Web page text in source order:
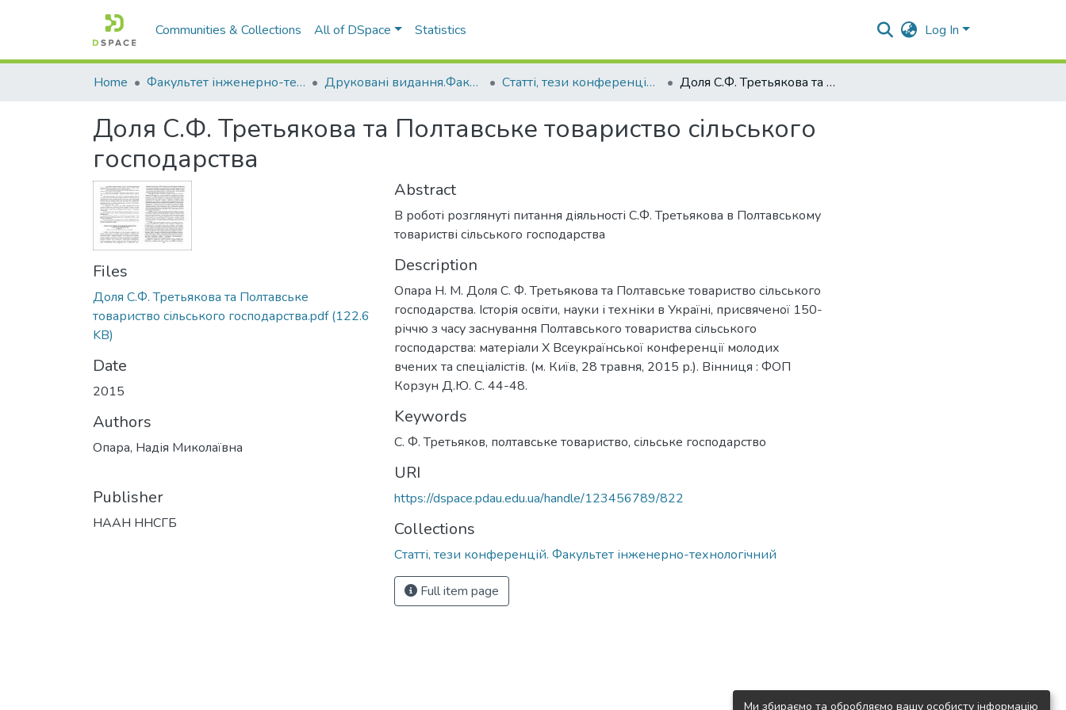
Communities & Collections All of DSpace Statistics Log In
Home Факультет інженерно-технологічний Друковані видання.Факультет інженерно-технологічний Статті, тези конференцій. Факультет інженерно-технологічний Доля С.Ф. Третьякова та Полтавське товариство сільського господарства
Доля С.Ф. Третьякова та Полтавське товариство сільського
господарства
Files
Доля С.Ф. Третьякова та Полтавське
товариство сільського господарства.pdf(122.6
KB)
Date
2015
Authors
Опара, Надія Миколаївна
Publisher
НААН ННСГБ
Abstract
В роботі розглянуті питання діяльності С.Ф. Третьякова в Полтавському
товаристві сільського господарства
Description
Опара Н. М. Доля С. Ф. Третьякова та Полтавське товариство сільського
господарства. Історія освіти, науки і техніки в Україні, присвяченої 150-
річчю з часу заснування Полтавського товариства сільського
господарства: матеріали Х Всеукраїнської конференції молодих
вчених та спеціалістів. (м. Київ, 28 травня, 2015 р.). Вінниця : ФОП
Корзун Д.Ю. С. 44-48.
Keywords
С. Ф. Третьяков, полтавське товариство, сільське господарство
URI
https://dspace.pdau.edu.ua/handle/123456789/822
Collections
Статті, тези конференцій. Факультет інженерно-технологічний
Full item page
Ми збираємо та обробляємо вашу особисту інформацію